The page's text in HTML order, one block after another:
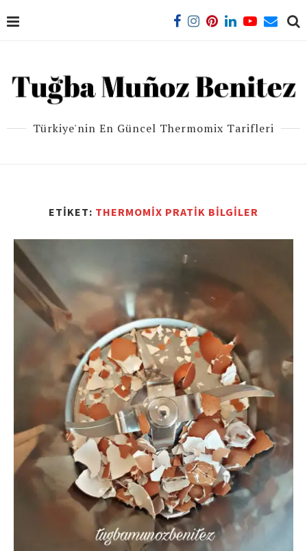
Türkiye'nin En Güncel Thermomix Tarifleri
ETIKET: THERMOMIX PRATIK BILGILER